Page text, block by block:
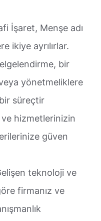
İşaret, Menşe adı
ikiye ayrılırlar.
bir
yönetmeliklere
süreçtir
hizmetlerinizin
güven
teknoloji ve
firmanız ve